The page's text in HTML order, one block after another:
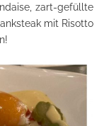
zart-gefüllte
mit Risotto